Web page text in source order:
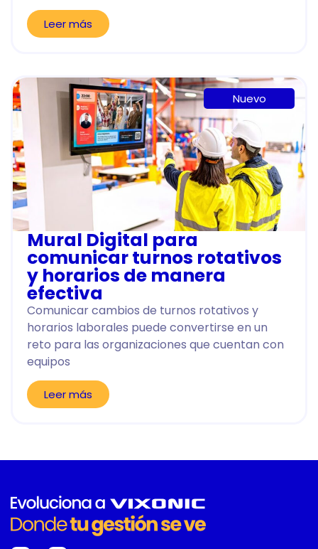
Leer más
Nuevo
Mural Digital para
comunicar turnos rotativos
y horarios de manera
efectiva
Comunicar cambios de turnos rotativos y
horarios laborales puede convertirse en un
reto para las organizaciones que cuentan con
equipos
Leer más